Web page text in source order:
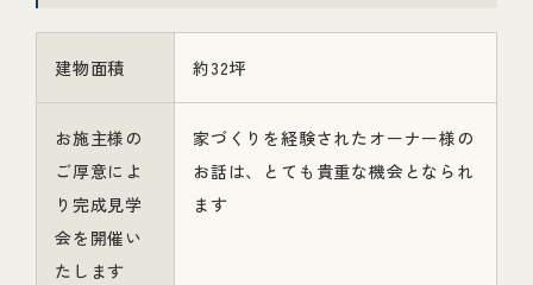
建物面積 約32坪
お施主様の
ご厚意によ
り完成見学
会を開催い
たします
家づくりを経験されたオーナー様の
お話は、とても貴重な機会となられ
ます